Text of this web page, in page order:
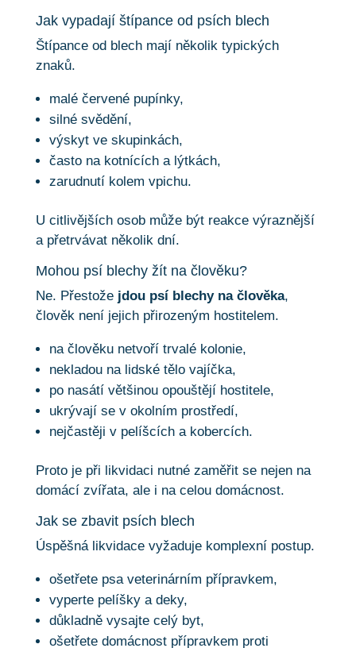
Jak vypadají štípance od psích blech
Štípance od blech mají několik typických
znaků.
malé červené pupínky,
silné svědění,
výskyt ve skupinkách,
často na kotnících a lýtkách,
zarudnutí kolem vpichu.
U citlivějších osob může být reakce výraznější
a přetrvávat několik dní.
Mohou psí blechy žít na člověku?
Ne. Přestože jdou psí blechy na člověka,
člověk není jejich přirozeným hostitelem.
na člověku netvoří trvalé kolonie,
nekladou na lidské tělo vajíčka,
po nasátí většinou opouštějí hostitele,
ukrývají se v okolním prostředí,
nejčastěji v pelíšcích a kobercích.
Proto je při likvidaci nutné zaměřit se nejen na
domácí zvířata, ale i na celou domácnost.
Jak se zbavit psích blech
Úspěšná likvidace vyžaduje komplexní postup.
ošetřete psa veterinárním přípravkem,
vyperte pelíšky a deky,
důkladně vysajte celý byt,
ošetřete domácnost přípravkem proti